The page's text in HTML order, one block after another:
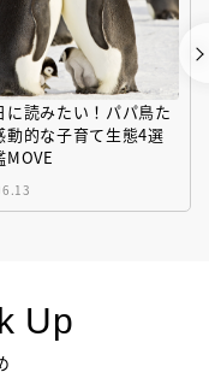
に読みたい！パパ鳥た
動的な子育て生態4選
MOVE
Up